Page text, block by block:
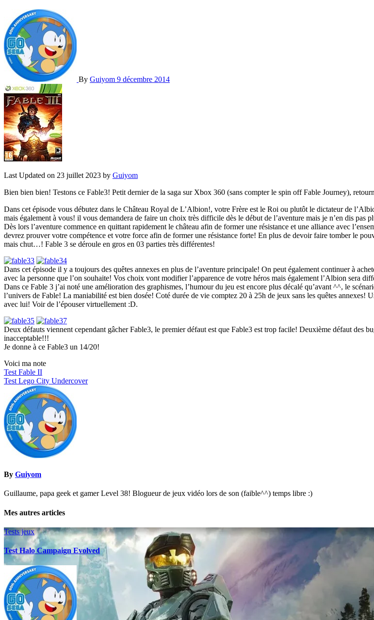
By Guiyom 9 décembre 2014
Last Updated on 23 juillet 2023 by Guiyom
Bien bien bien! Testons ce Fable3! Petit dernier de la saga sur Xbox 360 (sans compter le spin off Fable Journey),
Dans cet épisode vous débutez dans le Château Royal de L’Albion!, votre Frère est le Roi ou plutôt le dictateur de
mais également à vous! il vous demandera de faire un choix très difficile dès le début de l’aventure mais je n’en dis pas
Dès lors l’aventure commence en quittant rapidement le château afin de former une résistance et une alliance avec
devrez prouver votre compétence et votre force afin de former une résistance forte! En plus de devoir faire tomber le
mais chut…! Fable 3 se déroule en gros en 03 parties très différentes!
Dans cet épisode il y a toujours des quêtes annexes en plus de l’aventure principale! On peut également continuer à
avec la personne que l’on souhaite! Vos choix vont modifier l’apparence de votre héros mais également l’Albion sera
Dans ce Fable 3 j’ai noté une amélioration des graphismes, l’humour du jeu est encore plus décalé qu’avant ^^, le
l’univers de Fable! La maniabilité est bien dosée! Coté durée de vie comptez 20 à 25h de jeux sans les quêtes
avec lui! Voir de l’épouser virtuellement :D.
Deux défauts viennent cependant gâcher Fable3, le premier défaut est que Fable3 est trop facile! Deuxième défaut des
inacceptable!!!
Je donne à ce Fable3 un 14/20!
Voici ma note
Navigation
de
l’article
Test Fable II
Test Lego City Undercover
By Guiyom
Guillaume, papa geek et gamer Level 38! Blogueur de jeux vidéo lors de son (faible^^) temps libre :)
Mes autres articles
Tests jeux
Test Halo Campaign Evolved